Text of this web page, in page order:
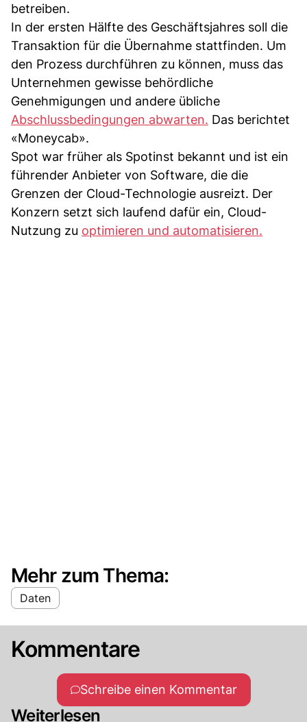
betreiben.
In der ersten Hälfte des Geschäftsjahres soll die
Transaktion für die Übernahme stattfinden. Um
den Prozess durchführen zu können, muss das
Unternehmen gewisse behördliche
Genehmigungen und andere übliche
Abschlussbedingungen abwarten. Das berichtet
«Moneycab».
Spot war früher als Spotinst bekannt und ist ein
führender Anbieter von Software, die die
Grenzen der Cloud-Technologie ausreizt. Der
Konzern setzt sich laufend dafür ein, Cloud-
Nutzung zu optimieren und automatisieren.
Mehr zum Thema:
Daten
Kommentare
Schreibe einen Kommentar
Weiterlesen